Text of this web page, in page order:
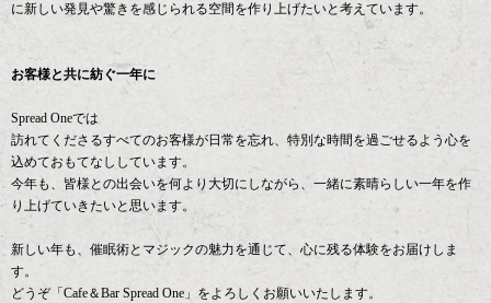
に新しい発見や驚きを感じられる空間を作り上げたいと考えています。
お客様と共に紡ぐ一年に
Spread Oneでは
訪れてくださるすべてのお客様が日常を忘れ、特別な時間を過ごせるよう心を
込めておもてなししています。
今年も、皆様との出会いを何より大切にしながら、一緒に素晴らしい一年を作
り上げていきたいと思います。
新しい年も、催眠術とマジックの魅力を通じて、心に残る体験をお届けしま
す。
どうぞ「Cafe＆Bar Spread One」をよろしくお願いいたします。